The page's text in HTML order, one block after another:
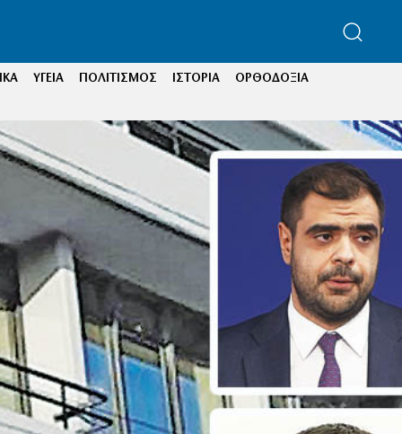
ΥΓΕΙΑ ΠΟΛΙΤΙΣΜΟΣ ΙΣΤΟΡΙΑ
ΟΡΘΟΔΟΞΙΑ